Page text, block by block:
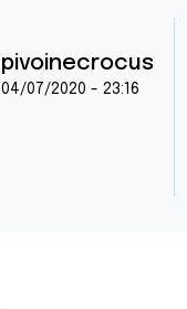
pivoinecrocus
04/07/2020 - 23:16